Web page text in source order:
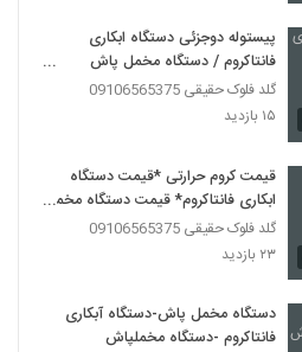
پیستوله دوجزئی دستگاه ابکاری
فانتاکروم / دستگاه مخمل پاش
09029236102
گلد فلوک حقیقی 09106565375
۱۵ بازدید
قیمت کروم حرارتی *قیمت دستگاه
ابکاری فانتاکروم* قیمت دستگاه مخمل
پاش
گلد فلوک حقیقی 09106565375
۲۳ بازدید
دستگاه مخمل پاش-دستگاه آبکاری
فانتاکروم -دستگاه مخملپاش